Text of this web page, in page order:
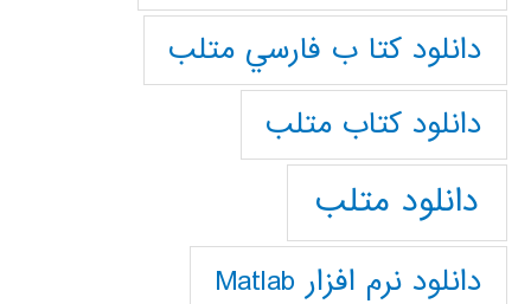
دانلود كتا ب فارسي متلب
دانلود كتاب متلب
دانلود متلب
دانلود نرم افزار Matlab